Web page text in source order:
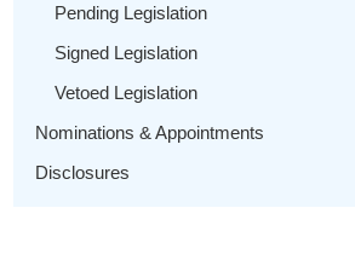
Pending Legislation
Signed Legislation
Vetoed Legislation
Nominations & Appointments
Disclosures